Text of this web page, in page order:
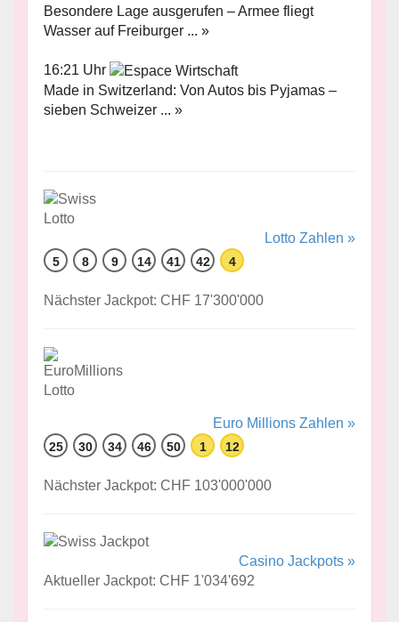
Besondere Lage ausgerufen – Armee fliegt
Wasser auf Freiburger ... »
16:21 Uhr
Made in Switzerland: Von Autos bis Pyjamas –
sieben Schweizer ... »
Lotto Zahlen »
5 8 9 14 41 42 4
Nächster Jackpot: CHF 17'300'000
Euro Millions Zahlen »
25 30 34 46 50 1 12
Nächster Jackpot: CHF 103'000'000
Casino Jackpots »
Aktueller Jackpot: CHF 1'034'692